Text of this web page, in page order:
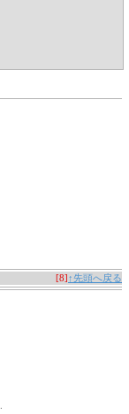
[8]↑先頭へ戻る